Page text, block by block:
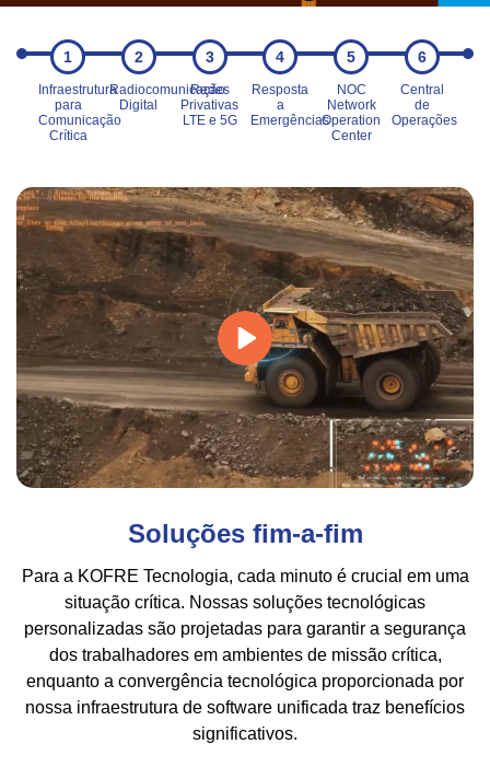
Insights aéreos habilitados para suas
operações industriais
Aproveite drones automatizados conectados por
4G/LTE ou 5G para segurança industrial, incluindo
segurança de perímetro, combate a incêndio, suporte
e o
1
Infraestrutura
para
Comunicação
Crítica
2
Radiocomunicação
Digital
3
Redes
Privativas
LTE e 5G
4
Resposta
a
Emergências
5
NOC
Network
Operation
Center
6
Central
de
Operações
Infraestrutura para Comunicação
Crítica
Soluções fim-a-fim
Para a KOFRE Tecnologia, cada minuto é crucial em uma
situação crítica. Nossas soluções tecnológicas
personalizadas são projetadas para garantir a segurança
dos trabalhadores em ambientes de missão crítica,
enquanto a convergência tecnológica proporcionada por
nossa infraestrutura de software unificada traz benefícios
significativos.